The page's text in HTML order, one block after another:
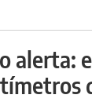
alerta: